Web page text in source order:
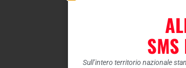
SMS
Sull’intero territorio nazionale